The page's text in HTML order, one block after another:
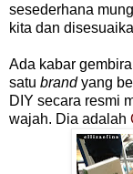
sesederhana
kita dan
Ada kabar
satu brandyang
DIY secara resmi
wajah. Dia adalah